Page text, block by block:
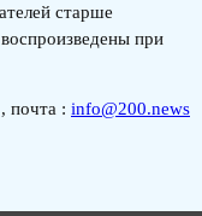
старше
при
, почта : info@200.news